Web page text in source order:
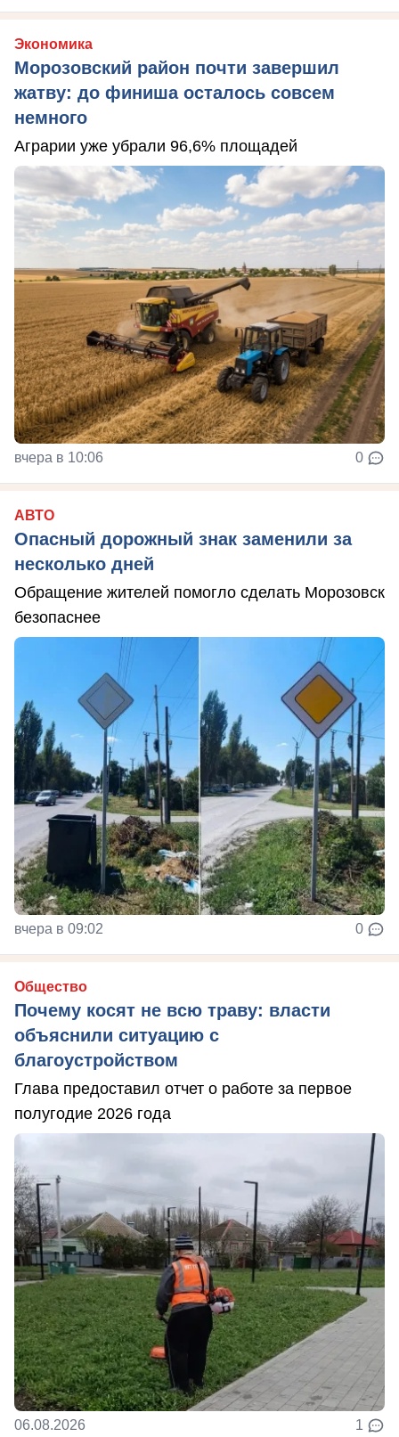
Экономика
Морозовский район почти завершил
жатву: до финиша осталось совсем
немного
Аграрии уже убрали 96,6% площадей
вчера в 10:06 0
АВТО
Опасный дорожный знак заменили за
несколько дней
Обращение жителей помогло сделать Морозовск
безопаснее
вчера в 09:02 0
Общество
Почему косят не всю траву: власти
объяснили ситуацию с
благоустройством
Глава предоставил отчет о работе за первое
полугодие 2026 года
06.08.2026 1